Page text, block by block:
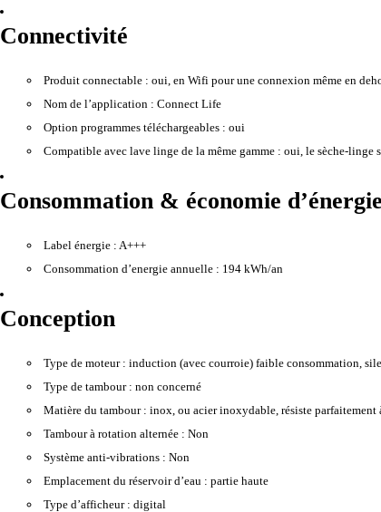
Connectivité
Produit connectable : oui, en Wifi pour une connexion même en
Nom de l’application : Connect Life
Option programmes téléchargeables : oui
Compatible avec lave linge de la même gamme : oui, le sèche-linge
Consommation & économie d’énergie
Label énergie : A+++
Consommation d’energie annuelle : 194 kWh/an
Conception
Type de moteur : induction (avec courroie) faible consommation,
Type de tambour : non concerné
Matière du tambour : inox, ou acier inoxydable, résiste parfaitement
Tambour à rotation alternée : Non
Système anti-vibrations : Non
Emplacement du réservoir d’eau : partie haute
Type d’afficheur : digital